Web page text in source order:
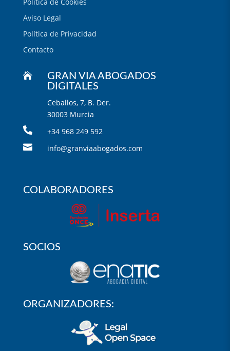
Aviso Legal
Política de Privacidad
Contacto

GRAN VIA ABOGADOS
DIGITALES
Ceballos, 7, B. Der.
30003 Murcia
 +34 968 249 592
 info@granviaabogados.com
COLABORADORES
SOCIOS
ORGANIZADORES: